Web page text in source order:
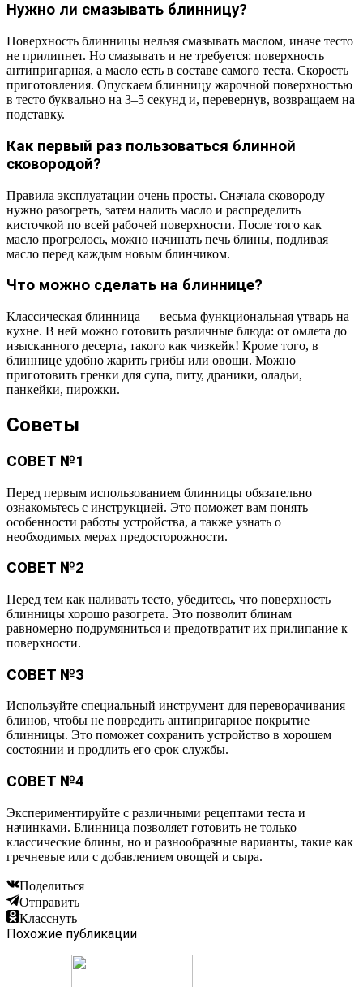
Нужно ли смазывать блинницу?
Поверхность блинницы нельзя смазывать маслом, иначе тесто
не прилипнет. Но смазывать и не требуется: поверхность
антипригарная, а масло есть в составе самого теста. Скорость
приготовления. Опускаем блинницу жарочной поверхностью
в тесто буквально на 3–5 секунд и, перевернув, возвращаем на
подставку.
Как первый раз пользоваться блинной
сковородой?
Правила эксплуатации очень просты. Сначала сковороду
нужно разогреть, затем налить масло и распределить
кисточкой по всей рабочей поверхности. После того как
масло прогрелось, можно начинать печь блины, подливая
масло перед каждым новым блинчиком.
Что можно сделать на блиннице?
Классическая блинница — весьма функциональная утварь на
кухне. В ней можно готовить различные блюда: от омлета до
изысканного десерта, такого как чизкейк! Кроме того, в
блиннице удобно жарить грибы или овощи. Можно
приготовить гренки для супа, питу, драники, оладьи,
панкейки, пирожки.
Советы
СОВЕТ №1
Перед первым использованием блинницы обязательно
ознакомьтесь с инструкцией. Это поможет вам понять
особенности работы устройства, а также узнать о
необходимых мерах предосторожности.
СОВЕТ №2
Перед тем как наливать тесто, убедитесь, что поверхность
блинницы хорошо разогрета. Это позволит блинам
равномерно подрумяниться и предотвратит их прилипание к
поверхности.
СОВЕТ №3
Используйте специальный инструмент для переворачивания
блинов, чтобы не повредить антипригарное покрытие
блинницы. Это поможет сохранить устройство в хорошем
состоянии и продлить его срок службы.
СОВЕТ №4
Экспериментируйте с различными рецептами теста и
начинками. Блинница позволяет готовить не только
классические блины, но и разнообразные варианты, такие как
гречневые или с добавлением овощей и сыра.
Поделиться
Отправить
Класснуть
Похожие публикации